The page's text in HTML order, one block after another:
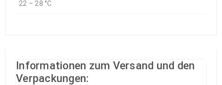
22 – 28 °C
Informationen zum Versand und den
Verpackungen: